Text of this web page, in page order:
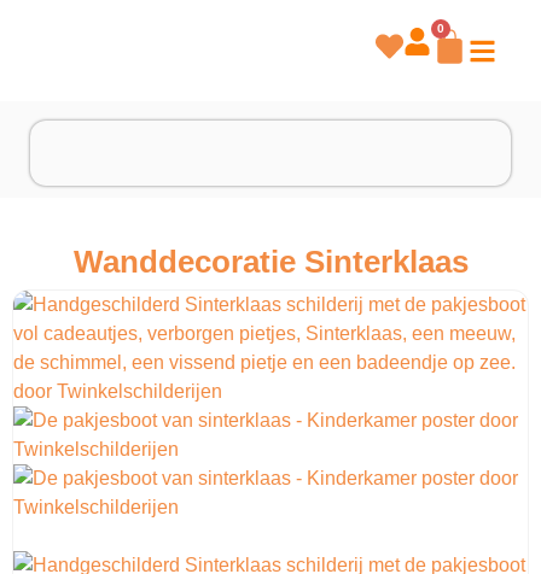
0
Wanddecoratie Sinterklaas